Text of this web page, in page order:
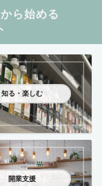
ら始める
知る・楽しむ
開業支援